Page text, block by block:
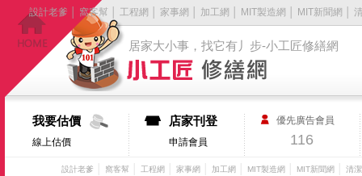
居家大小事，找它有丿步-小工匠修繕網
設計老爹 窩客幫 工程網 家事網 加工網 MIT製造網 MIT新聞網
我要估價
線上估價
店家刊登
申請會員
優先廣告會員
116
設計老爹 窩客幫 工程網 家事網 加工網 MIT製造網 MIT新聞網 清